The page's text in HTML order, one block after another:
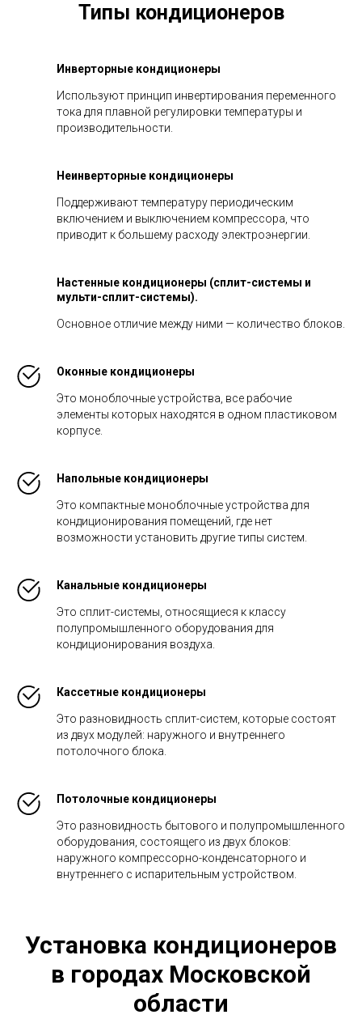
Типы кондиционеров
Инверторные кондиционеры
Используют принцип инвертирования переменного
тока для плавной регулировки температуры и
производительности.
Неинверторные кондиционеры
Поддерживают температуру периодическим
включением и выключением компрессора, что
приводит к большему расходу электроэнергии.
Настенные кондиционеры (сплит-системы и
мульти-сплит-системы).
Основное отличие между ними — количество блоков.
Оконные кондиционеры
Это моноблочные устройства, все рабочие
элементы которых находятся в одном пластиковом
корпусе.
Напольные кондиционеры
Это компактные моноблочные устройства для
кондиционирования помещений, где нет
возможности установить другие типы систем.
Канальные кондиционеры
Это сплит-системы, относящиеся к классу
полупромышленного оборудования для
кондиционирования воздуха.
Кассетные кондиционеры
Это разновидность сплит-систем, которые состоят
из двух модулей: наружного и внутреннего
потолочного блока.
Потолочные кондиционеры
Это разновидность бытового и полупромышленного
оборудования, состоящего из двух блоков:
наружного компрессорно-конденсаторного и
внутреннего с испарительным устройством.
Установка кондиционеров
в городах Московской
области